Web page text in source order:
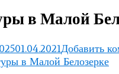
в Малой
01.04.2021Добавить
в Малой Белозерке